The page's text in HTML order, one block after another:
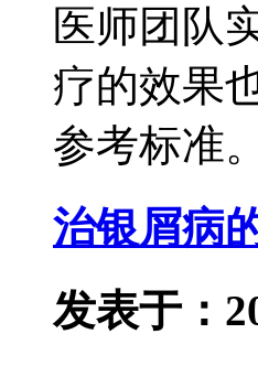
医师团队
疗的效果
参考标准
治银屑病
发表于：